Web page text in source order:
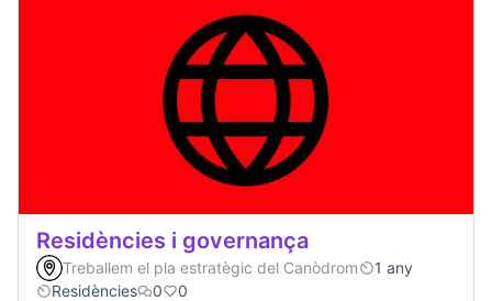
Residències i governança
Treballem el pla estratègic del Canòdrom
1 any
Residències
0 0